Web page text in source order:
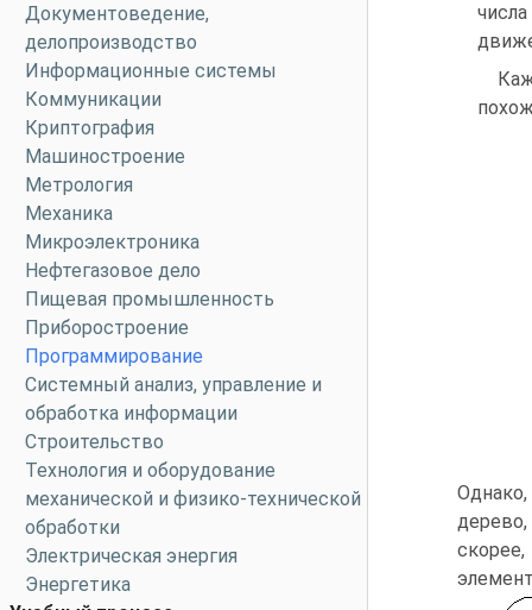
Документоведение,
делопроизводство
Информационные системы
Коммуникации
Криптография
Машиностроение
Метрология
Механика
Микроэлектроника
Нефтегазовое дело
Пищевая промышленность
Приборостроение
Программирование
Системный анализ, управление и
обработка информации
Строительство
Технология и оборудование
механической и физико-технической
обработки
Электрическая энергия
Энергетика